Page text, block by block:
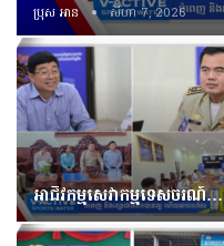
ប្រុស អាន សីហា 7, 2026
អាជីវកម្មសេវាកម្មទេសចរណ៍…